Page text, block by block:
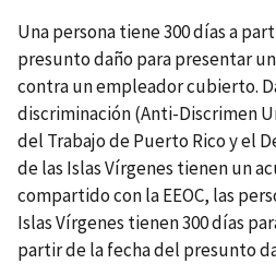
Una persona tiene 300 días a
presunto daño para presentar
contra un empleador cubierto.
discriminación (Anti-Discrimen
del Trabajo de Puerto Rico y el
de las Islas Vírgenes tienen un
compartido con la EEOC, las
Islas Vírgenes tienen 300 días
partir de la fecha del presunto